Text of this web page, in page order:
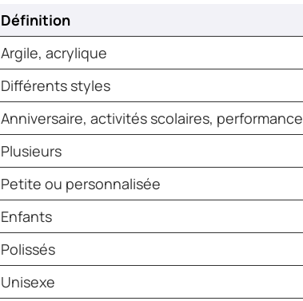
Définition
Argile, acrylique
Différents styles
Anniversaire, activités scolaires, performance
Plusieurs
Petite ou personnalisée
Enfants
Polissés
Unisexe